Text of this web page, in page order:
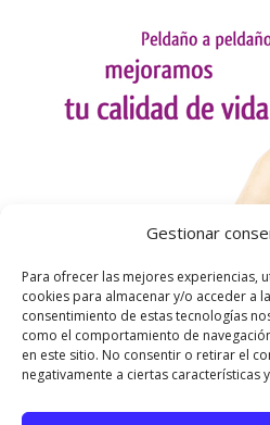
Gestionar
Para ofrecer las mejores experiencias,
cookies para almacenar y/o acceder a
consentimiento de estas tecnologías
como el comportamiento de
en este sitio. No consentir o retirar el
negativamente a ciertas características